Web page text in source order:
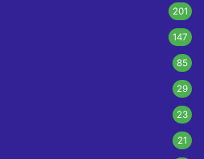
201
147
85
29
23
21